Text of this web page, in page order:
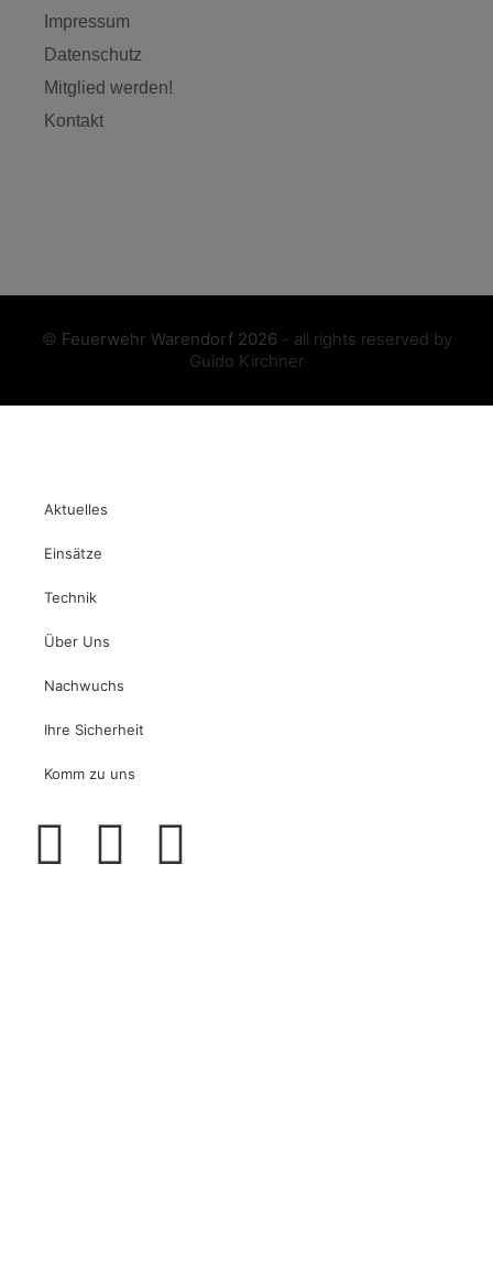
Impressum
Datenschutz
Mitglied werden!
Kontakt
© Feuerwehr Warendorf 2026 - all rights reserved by
Guido Kirchner
Aktuelles
Einsätze
Technik
Über Uns
Nachwuchs
Ihre Sicherheit
Komm zu uns